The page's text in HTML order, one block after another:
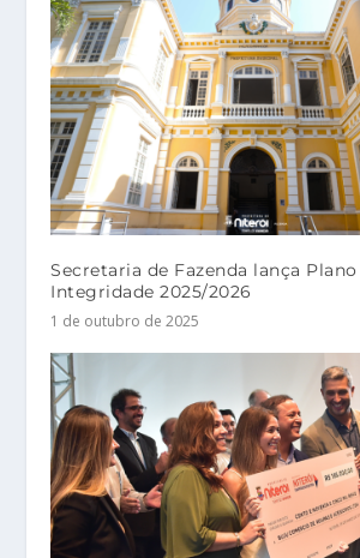
Secretaria de Fazenda lança
Integridade 2025/2026
1 de outubro de 2025